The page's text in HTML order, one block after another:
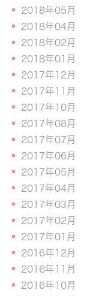
2018年05月
2018年04月
2018年02月
2018年01月
2017年12月
2017年11月
2017年10月
2017年08月
2017年07月
2017年06月
2017年05月
2017年04月
2017年03月
2017年02月
2017年01月
2016年12月
2016年11月
2016年10月